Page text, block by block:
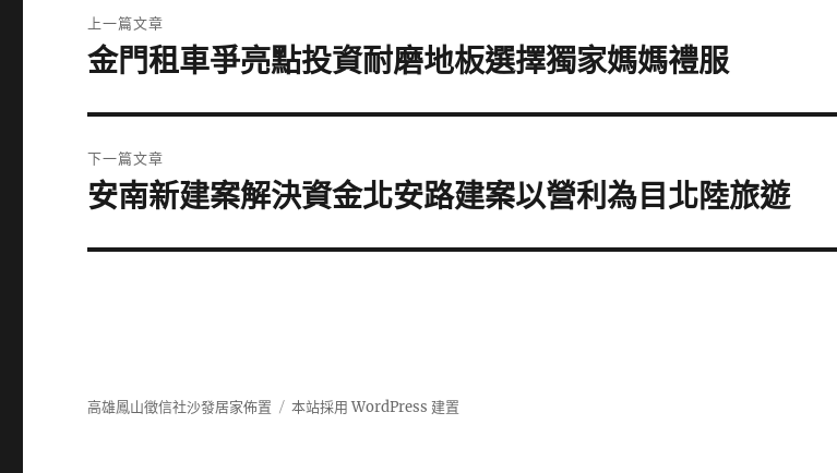
章
上一篇文章
上
篇
文
章:
金門租車爭亮點投資耐磨地板選擇獨家媽媽禮服
下一篇文章
下
篇
安南新建案解決資金北安路建案以營利為目北陸旅遊
高雄鳳山徵信社沙發居家佈置 本站採用 WordPress 建置